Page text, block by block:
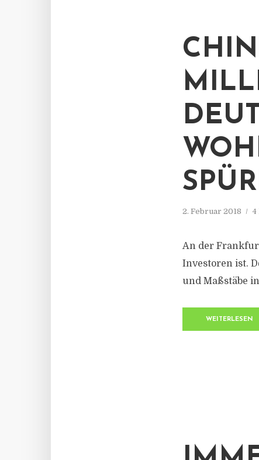
2. Februar 2018 4
An der
Investoren ist.
und Maßstäbe
WEITERLESEN